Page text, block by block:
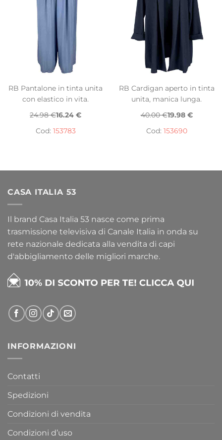
RB Pantalone in tinta unita
con elastico in vita.
24.98 €16.24 €
Cod: 153783
RB Cardigan aperto in tinta
unita, manica lunga.
40.00 €19.98 €
Cod: 153690
CASA ITALIA 53
Il brand Casa Italia 53 nasce come prima
trasmissione televisiva di Canale Italia in onda su
rete nazionale dedicata alla vendita di capi
d'abbigliamento delle migliori marche.
INFORMAZIONI
Contatti
Spedizioni
Condizioni di vendita
Condizioni d’uso